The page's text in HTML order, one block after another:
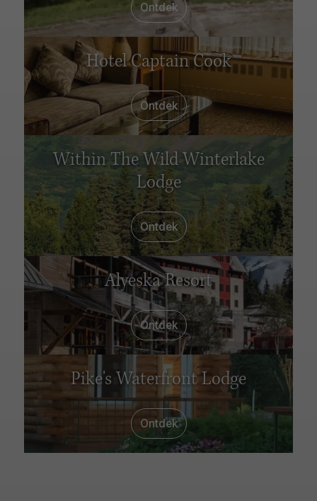
Ontdek
Hotel Captain Cook
Ontdek
Within The Wild Winterlake
Lodge
Ontdek
Alyeska Resort
Ontdek
Pike's Waterfront Lodge
Ontdek